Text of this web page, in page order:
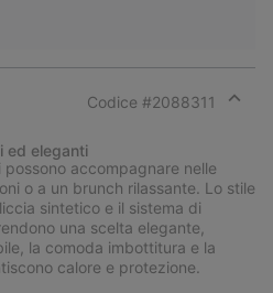
Codice #2088311
section
ed eleganti
accompagnare nelle
o a un brunch rilassante. Lo stile
sintetico e il sistema di
una scelta elegante,
la comoda imbottitura e la
calore e protezione.